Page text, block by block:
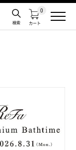
カート
0
検索